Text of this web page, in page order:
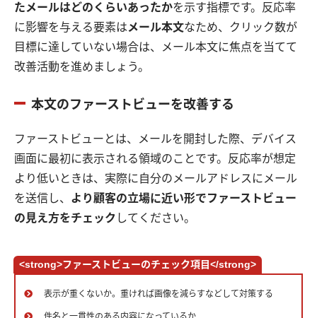
たメールはどのくらいあったかを示す指標です。反応率
に影響を与える要素はメール本文なため、クリック数が
目標に達していない場合は、メール本文に焦点を当てて
改善活動を進めましょう。
本文のファーストビューを改善する
ファーストビューとは、メールを開封した際、デバイス
画面に最初に表示される領域のことです。反応率が想定
より低いときは、実際に自分のメールアドレスにメール
を送信し、 より顧客の立場に近い形でファーストビュー
の見え方をチェック してください。
<strong>ファーストビューのチェック項目</strong>
表示が重くないか。重ければ画像を減らすなどして対策する